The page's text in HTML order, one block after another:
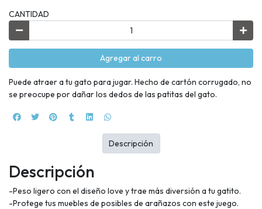
CANTIDAD
Agregar al carro
Puede atraer a tu gato para jugar. Hecho de cartón corrugado, no
se preocupe por dañar los dedos de las patitas del gato.
Descripción
-Peso ligero con el diseño love y trae más diversión a tu gatito.
-Protege tus muebles de posibles de arañazos con este juego.
Descripción